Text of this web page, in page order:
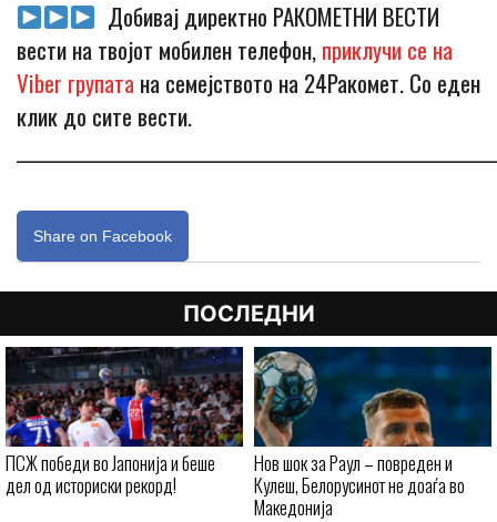
Добивај директно РАКОМЕТНИ ВЕСТИ
вести на твојот мобилен телефон,приклучи се на
Viber групата на семејството на 24Ракомет. Со еден
клик до сите вести.
Share on Facebook
ПОСЛЕДНИ
ПСЖ победи во Јапонија и беше
дел од историски рекорд!
Нов шок за Раул – повреден и
Кулеш, Белорусинот не доаѓа во
Македонија